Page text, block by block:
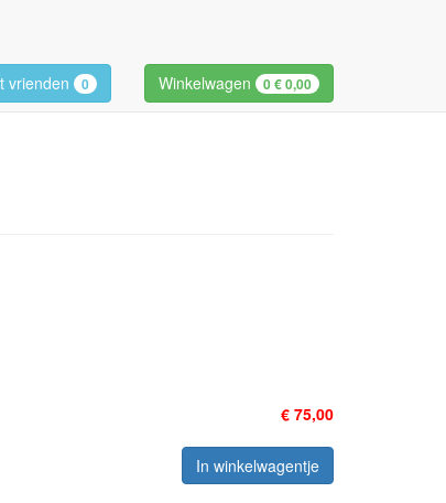
vrienden 0 Winkelwagen 0€ 0,00
€ 75,00
In winkelwagentje